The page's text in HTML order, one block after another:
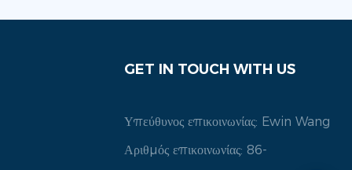
GET IN TOUCH WITH US
Υπεύθυνος επικοινωνίας: Ewin Wang
Αριθμός επικοινωνίας: 86-